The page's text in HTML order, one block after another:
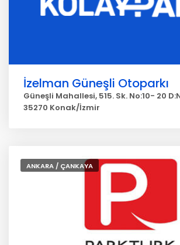
İzelman Güneşli Otoparkı
Güneşli Mahallesi, 515. Sk. No:10- 20
35270 Konak/İzmir
ANKARA / ÇANKAYA